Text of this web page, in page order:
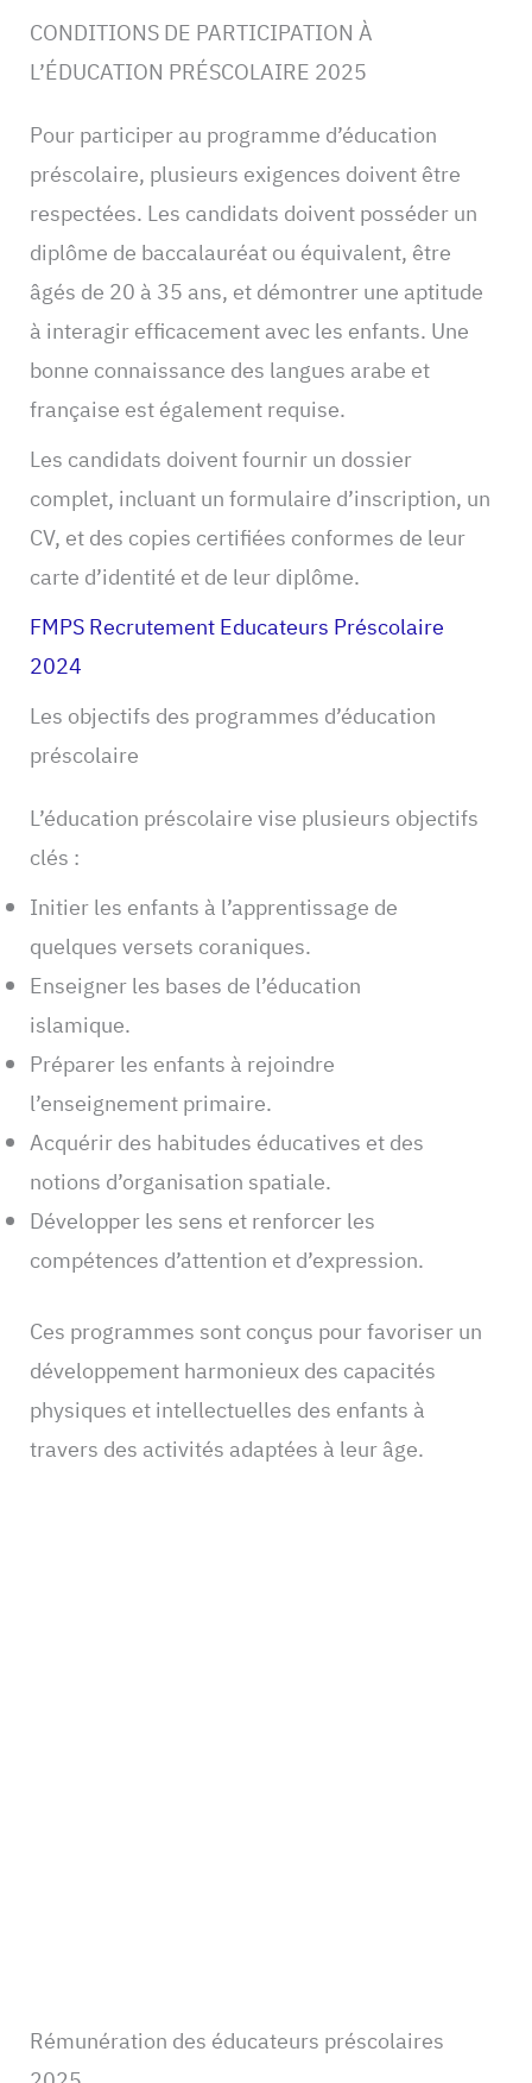
CONDITIONS DE PARTICIPATION À
L’ÉDUCATION PRÉSCOLAIRE 2025
Pour participer au programme d’éducation
préscolaire, plusieurs exigences doivent être
respectées. Les candidats doivent posséder un
diplôme de baccalauréat ou équivalent, être
âgés de 20 à 35 ans, et démontrer une aptitude
à interagir efficacement avec les enfants. Une
bonne connaissance des langues arabe et
française est également requise.
Les candidats doivent fournir un dossier
complet, incluant un formulaire d’inscription, un
CV, et des copies certifiées conformes de leur
carte d’identité et de leur diplôme.
FMPS Recrutement Educateurs Préscolaire
2024
Les objectifs des programmes d’éducation
préscolaire
L’éducation préscolaire vise plusieurs objectifs
clés :
Initier les enfants à l’apprentissage de
quelques versets coraniques.
Enseigner les bases de l’éducation
islamique.
Préparer les enfants à rejoindre
l’enseignement primaire.
Acquérir des habitudes éducatives et des
notions d’organisation spatiale.
Développer les sens et renforcer les
compétences d’attention et d’expression.
Ces programmes sont conçus pour favoriser un
développement harmonieux des capacités
physiques et intellectuelles des enfants à
travers des activités adaptées à leur âge.
Rémunération des éducateurs préscolaires